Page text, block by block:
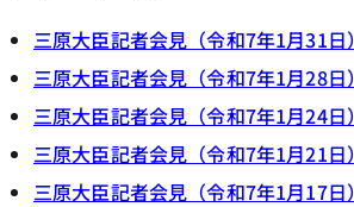
三原大臣記者会見（令和7年1月31日）
三原大臣記者会見（令和7年1月28日）
三原大臣記者会見（令和7年1月24日）
三原大臣記者会見（令和7年1月21日）
三原大臣記者会見（令和7年1月17日）